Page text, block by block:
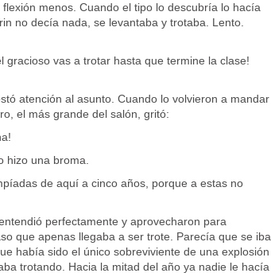
menos. Cuando el tipo lo descubría lo hacía
no decía nada, se levantaba y trotaba. Lento.
gracioso vas a trotar hasta que termine la clase!
atención al asunto. Cuando lo volvieron a mandar
el más grande del salón, gritó:
hizo una broma.
de aquí a cinco años, porque a estas no
perfectamente y aprovecharon para
que apenas llegaba a ser trote. Parecía que se iba
había sido el único sobreviviente de una explosión
trotando. Hacia la mitad del año ya nadie le hacía